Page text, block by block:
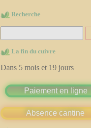
Médiathèque
Les associations
Affiches 2024-2025
Recherche
La fin du cuivre
Dans 5 mois et 19 jours
Paiement en ligne
Absence cantine